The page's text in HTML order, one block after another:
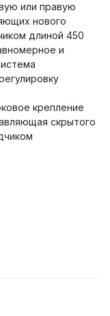
или правую
нового
длиной 450
и
крепление
скрытого